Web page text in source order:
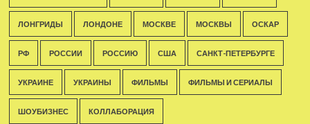
ЛОНГРИДЫ ЛОНДОНЕ МОСКВЕ МОСКВЫ ОСКАР
РФ РОССИИ РОССИЮ США САНКТ-ПЕТЕРБУРГЕ
УКРАИНЕ УКРАИНЫ ФИЛЬМЫ ФИЛЬМЫ И СЕРИАЛЫ
ШОУБИЗНЕС КОЛЛАБОРАЦИЯ